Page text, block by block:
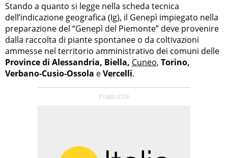
Stando a quanto si legge nella scheda tecnica
dell’indicazione geografica (Ig), il Genepì impiegato nella
preparazione del “Genepì del Piemonte” deve provenire
dalla raccolta di piante spontanee o da coltivazioni
ammesse nel territorio amministrativo dei comuni delle
Province di Alessandria, Biella, Cuneo, Torino,
Verbano-Cusio-Ossola eVercelli.